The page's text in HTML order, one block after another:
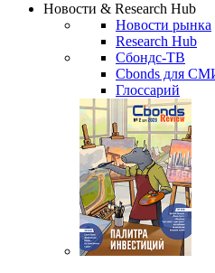
Новости & Research Hub
Новости рынка
Research Hub
Сбондс-ТВ
Cbonds для
Глоссарий